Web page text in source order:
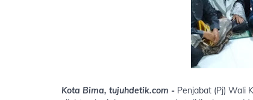
Kota Bima, tujuhdetik.com - Penjabat (Pj) Wali